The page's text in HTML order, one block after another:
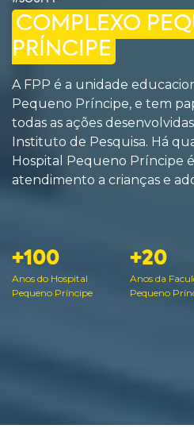
COMPLEXO
PRÍNCIPE
A FPP é a unidade
Pequeno Príncipe, e tem
todas as ações
Instituto de Pesquisa. Há
Hospital Pequeno Príncipe
atendimento a crianças e
+100
Anos do Hospital
Pequeno Príncipe
+20
Anos da
Pequeno